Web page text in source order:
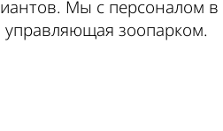
Мы с персоналом в
зоопарком.